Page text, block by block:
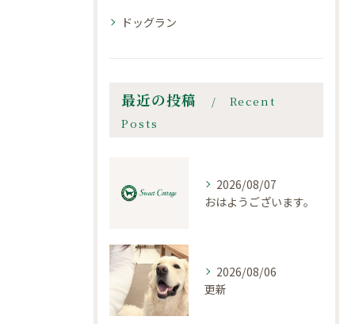
ドッグラン
最近の投稿
Recent
Posts
2026/08/07
おはようございます。
2026/08/06
更新